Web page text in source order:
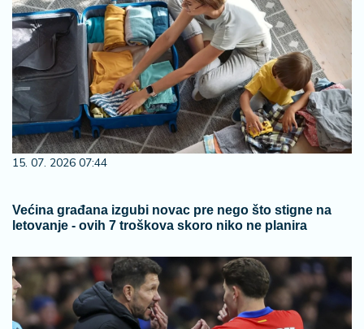
15. 07. 2026 07:44
Većina građana izgubi novac pre nego što stigne na
letovanje - ovih 7 troškova skoro niko ne planira